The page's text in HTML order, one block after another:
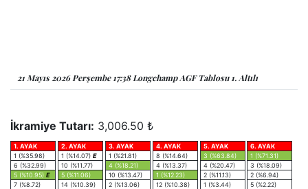
21 Mayıs 2026 Perşembe 17:38 Longchamp AGF Tablosu 1. Altılı
İkramiye Tutarı: 3,006.50 ₺
1. AYAK
1 (%35.98)
6 (%32.99)
5 (%10.95) E
7 (%8.72)
2. AYAK
1 (%14.07) E
10 (%11.77)
5 (%11.06)
14 (%10.39)
3. AYAK
1 (%21.81)
4 (%18.21)
10 (%13.47)
2 (%13.06)
4. AYAK
8 (%14.64)
4 (%13.37)
1 (%12.23)
12 (%10.38)
5. AYAK
3 (%63.84)
4 (%20.47)
2 (%11.13)
1 (%3.44)
6. AYAK
1 (%71.31)
3 (%18.09)
2 (%6.94)
5 (%2.22)